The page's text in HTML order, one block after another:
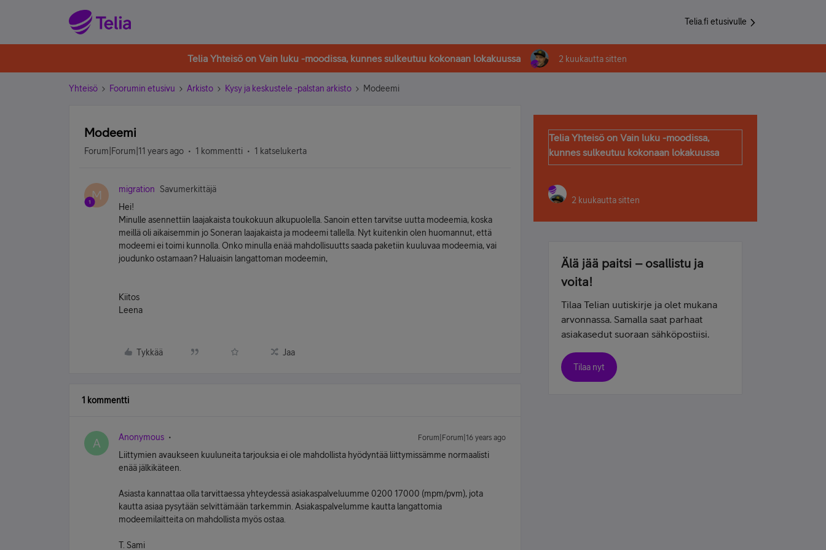
Telia.fi etusivulle
Telia Yhteisö on Vain luku -moodissa, kunnes sulkeutuu kokonaan lokakuussa 2 kuukautta sitten
Yhteisö Foorumin etusivu Arkisto Kysy ja keskustele -palstan arkisto Modeemi
Modeemi
Forum|Forum|11 years ago 1 kommentti 1 katselukerta
M migration
Savumerkittäjä
Hei!
Minulle asennettiin laajakaista toukokuun alkupuolella. Sanoin etten tarvitse uutta modeemia, koska
meillä oli aikaisemmin jo Soneran laajakaista ja modeemi tallella. Nyt kuitenkin olen huomannut, että
modeemi ei toimi kunnolla. Onko minulla enää mahdollisuutts saada paketiin kuuluvaa modeemia, vai
joudunko ostamaan? Haluaisin langattoman modeemin,
Kiitos
Leena
Tykkää Jaa
1 kommentti
A Anonymous Forum|Forum|16 years ago
Liittymien avaukseen kuuluneita tarjouksia ei ole mahdollista hyödyntää liittymissämme normaalisti
enää jälkikäteen.
Asiasta kannattaa olla tarvittaessa yhteydessä asiakaspalveluumme 0200 17000 (mpm/pvm), jota
kautta asiaa pysytään selvittämään tarkemmin. Asiakaspalvelumme kautta langattomia
modeemilaitteita on mahdollista myös ostaa.
T. Sami
Telia Yhteisö on Vain luku -moodissa,
kunnes sulkeutuu kokonaan lokakuussa
2 kuukautta sitten
Älä jää paitsi – osallistu ja
voita!
Tilaa Telian uutiskirje ja olet mukana
arvonnassa. Samalla saat parhaat
asiakasedut suoraan sähköpostiisi.
Tilaa nyt